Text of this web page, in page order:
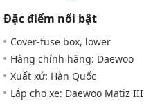
Đặc điểm nổi bật
Cover-fuse box, lower
Hàng chính hãng: Daewoo
Xuất xứ: Hàn Quốc
Lắp cho xe: Daewoo Matiz III